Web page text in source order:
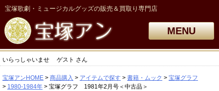
宝塚歌劇・ミュージカルグッズの販売＆買取り専門店
MENU
いらっしゃいませ ゲスト さん
宝塚アンHOME 商品購入 アイテムで探す 書籍・ムック
宝塚グラフ
1980-1984年
宝塚グラフ 1981年2月号＜中古品＞